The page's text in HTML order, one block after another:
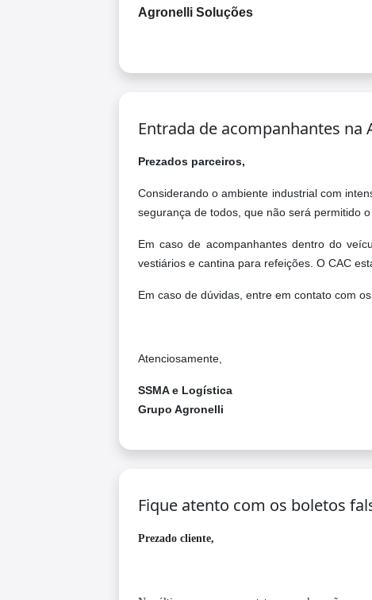
Agronelli Soluções
Entrada de acompanhantes na
Prezados parceiros,
Considerando o ambiente industrial com
segurança de todos, que não será permitido
Em caso de acompanhantes dentro do
vestiários e cantina para refeições. O CAC
Em caso de dúvidas, entre em contato com
Atenciosamente,
SSMA e Logística
Grupo Agronelli
Fique atento com os boletos
Prezado cliente,